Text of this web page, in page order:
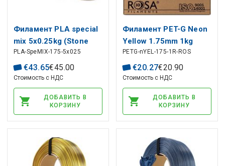
Филамент PLA special
mix 5x0.25kg (Stone
Age Light/Dark,
Thermoactive Red, Glow
in the Dark Green,
WOOD Oak) Spectrum
PLA-SpeMIX-175-5x025
€43.65€45.00
Стоимость с НДС
ДОБАВИТЬ В
КОРЗИНУ
Филамент PET-G Neon
Yellow 1.75mm 1kg
refill Rosa3D
PETG-nYEL-175-1R-ROS
€20.27€20.90
Стоимость с НДС
ДОБАВИТЬ В
КОРЗИНУ